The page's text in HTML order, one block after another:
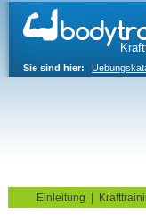
Sie sind hier:
Einleitung